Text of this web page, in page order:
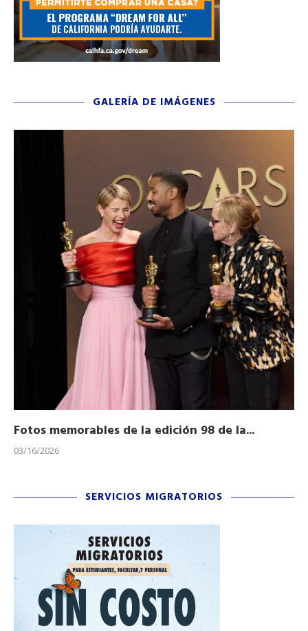
GALERÍA DE IMÁGENES
Fotos memorables de la edición 98 de la...
03/16/2026
SERVICIOS MIGRATORIOS